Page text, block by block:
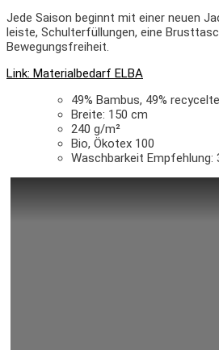
Jede Saison beginnt mit einer neuen
leiste, Schulterfüllungen, eine
Bewegungsfreiheit.
Link: Materialbedarf ELBA
49% Bambus, 49%
Breite: 150 cm
240 g/m²
Bio, Ökotex 100
Waschbarkeit Empfehlung: